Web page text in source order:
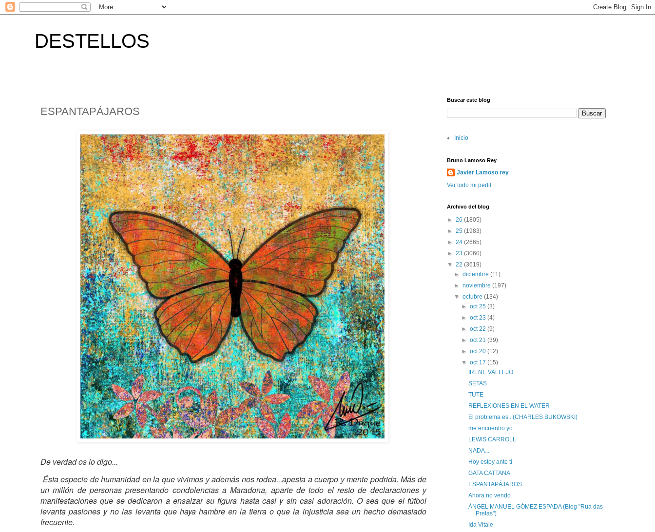
DESTELLOS
ESPANTAPÁJAROS
De verdad os lo digo...
Ésta especie de humanidad en la que vivimos y además nos rodea...apesta a cuerpo y mente podrida. Más de
un millón de personas presentando condolencias a Maradona, aparte de todo el resto de declaraciones y
manifestaciones que se dedicaron a ensalzar su figura hasta casi y sin casi adoración. O sea que el fútbol
levanta pasiones y no las levanta que haya hambre en la tierra o que la injusticia sea un hecho demasiado
frecuente.
Buscar este blog
Inicio
Bruno Lamoso Rey
Javier Lamoso rey
Ver todo mi perfil
Archivo del blog
► 26 (1805)
► 25 (1983)
► 24 (2665)
► 23 (3060)
▼ 22 (3619)
►diciembre(11)
►noviembre(197)
▼octubre(134)
► oct 25 (3)
► oct 23 (4)
► oct 22 (9)
► oct 21 (39)
► oct 20 (12)
▼ oct 17 (15)
IRENE VALLEJO
SETAS
TUTE
REFLEXIONES EN EL WATER
El problema es...(CHARLES BUKOWSKI)
me encuentro yo
LEWIS CARROLL
NADA...
Hoy estoy ante tí
GATA CATTANA
ESPANTAPÁJAROS
Ahora no vendo
ÁNGEL MANUEL GÓMEZ ESPADA (Blog "Rua das
Pretas")
Ida Vitale